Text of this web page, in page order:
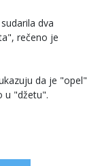
dva
rečeno je
da je "opel"
u "džetu".